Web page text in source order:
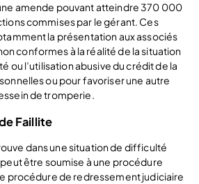
amende pouvant atteindre 370 000
commises par le gérant. Ces
la présentation aux associés
conformes à la réalité de la situation
ou l’utilisation abusive du crédit de la
ou pour favoriser une autre
de tromperie.
Faillite
dans une situation de difficulté
être soumise à une procédure
procédure de redressement judiciaire